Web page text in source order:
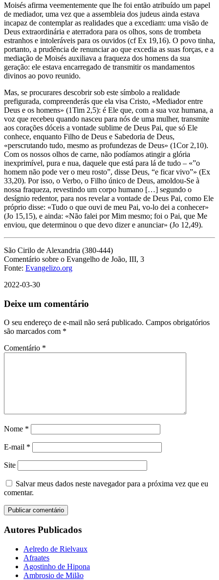
Moisés afirma veementemente que lhe foi então atribuído um papel
de mediador, uma vez que a assembleia dos judeus ainda estava
incapaz de contemplar as realidades que a excediam: uma visão de
Deus extraordinária e aterradora para os olhos, sons de trombeta
estranhos e intoleráveis para os ouvidos (cf Ex 19,16). O povo tinha,
portanto, a prudência de renunciar ao que excedia as suas forças, e a
mediação de Moisés auxiliava a fraqueza dos homens da sua
geração: ele estava encarregado de transmitir os mandamentos
divinos ao povo reunido.
Mas, se procurares descobrir sob este símbolo a realidade
prefigurada, compreenderás que ela visa Cristo, «Mediador entre
Deus e os homens» (1Tim 2,5): é Ele que, com a sua voz humana, a
voz que recebeu quando nasceu para nós de uma mulher, transmite
aos corações dóceis a vontade sublime de Deus Pai, que só Ele
conhece, enquanto Filho de Deus e Sabedoria de Deus,
«perscrutando tudo, mesmo as profundezas de Deus» (1Cor 2,10).
Com os nossos olhos de carne, não podíamos atingir a glória
inexprimível, pura e nua, daquele que está para lá de tudo – «”o
homem não pode ver o meu rosto”, disse Deus, “e ficar vivo”» (Ex
33,20). Por isso, o Verbo, o Filho único de Deus, amoldou-Se à
nossa fraqueza, revestindo um corpo humano […] segundo o
desígnio redentor, para nos revelar a vontade de Deus Pai, como Ele
próprio disse: «Tudo o que ouvi de meu Pai, vo-lo dei a conhecer»
(Jo 15,15), e ainda: «Não falei por Mim mesmo; foi o Pai, que Me
enviou, que determinou o que devo dizer e anunciar» (Jo 12,49).
São Cirilo de Alexandria (380-444)
Comentário sobre o Evangelho de João, III, 3
Fonte: Evangelizo.org
2022-03-30
Deixe um comentário
O seu endereço de e-mail não será publicado. Campos obrigatórios
são marcados com *
Comentário *
Nome *
E-mail *
Site
Salvar meus dados neste navegador para a próxima vez que eu
comentar.
Autores Publicados
Aelredo de Rielvaux
Afraates
Agostinho de Hipona
Ambrosio de Milão